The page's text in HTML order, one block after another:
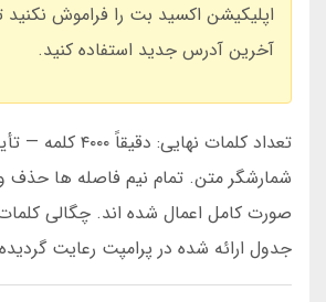
اپلیکیشن اکسید بت را فراموش نکنید
آخرین آدرس جدید استفاده کنید.
تعداد کلمات نهایی:
شمارشگر متن. تمام نیم فاصله ها حذف
صورت کامل اعمال شده اند. چگالی
جدول ارائه شده در پرامپت رعایت